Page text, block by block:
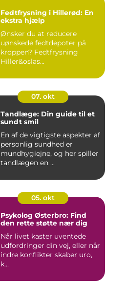
Fedtfrysning i Hillerød: En
ekstra hjælp
Ønsker du at reducere
uønskede fedtdepoter på
kroppen? Fedtfrysning
Hiller&oslas...
07. okt
Tandlæge: Din guide til et
sundt smil
En af de vigtigste aspekter af
personlig sundhed er
mundhygiejne, og her spiller
tandlægen en ...
05. okt
Psykolog Østerbro: Find
den rette støtte nær dig
Når livet kaster uventede
udfordringer din vej, eller når
indre konflikter skaber uro,
k...